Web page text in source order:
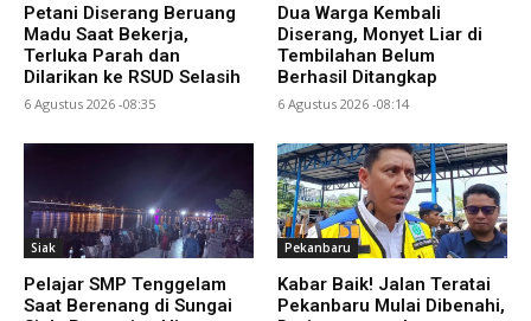
Petani Diserang Beruang
Madu Saat Bekerja,
Terluka Parah dan
Dilarikan ke RSUD Selasih
6 Agustus 2026 -08:35
Dua Warga Kembali
Diserang, Monyet Liar di
Tembilahan Belum
Berhasil Ditangkap
6 Agustus 2026 -08:14
Siak
Pelajar SMP Tenggelam
Saat Berenang di Sungai
Pekanbaru
Kabar Baik! Jalan Teratai
Pekanbaru Mulai Dibenahi,